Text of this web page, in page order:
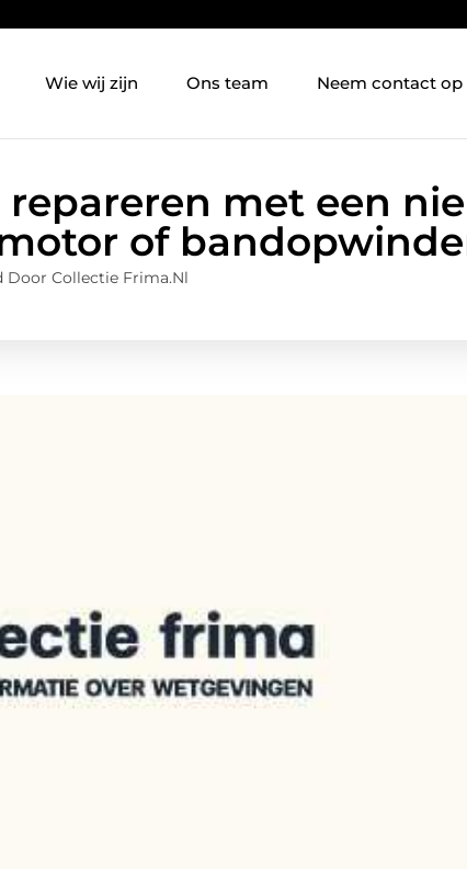
Wie wij zijn Ons team Neem contact op
met een
of
Door Collectie Frima.nl